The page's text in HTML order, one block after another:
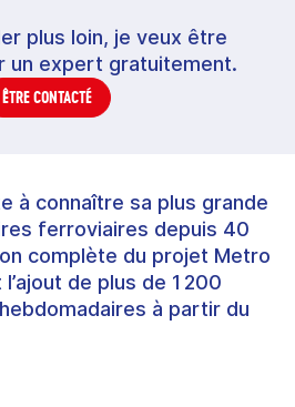
plus loin, je veux être
un expert gratuitement.
ÊTRE CONTACTÉ
à connaître sa plus grande
ferroviaires depuis 40
complète du projet Metro
de plus de 1 200
à partir du